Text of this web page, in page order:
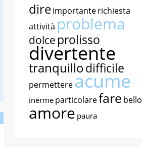
direimportanterichiesta
attività problema
dolce prolisso
divertente
tranquillodifficile
permettereacume
inerme particolarefare bello
amore paura